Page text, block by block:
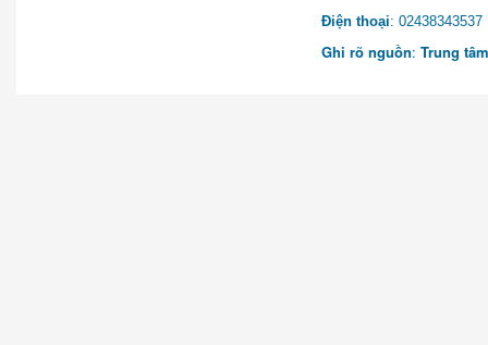
Điện thoại:
Ghi rõ nguồn: Trung